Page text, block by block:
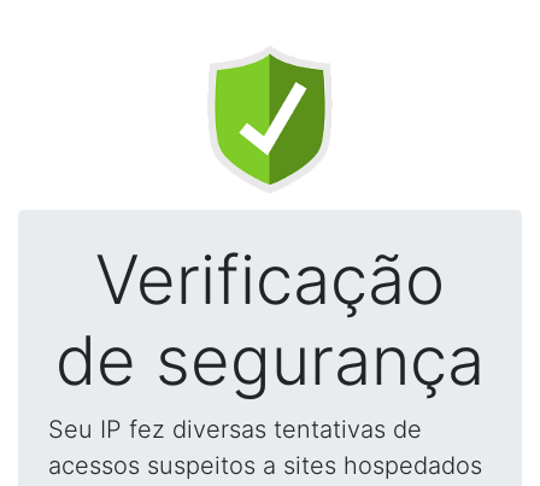
Verificação
de segurança
Seu IP fez diversas tentativas de
acessos suspeitos a sites hospedados